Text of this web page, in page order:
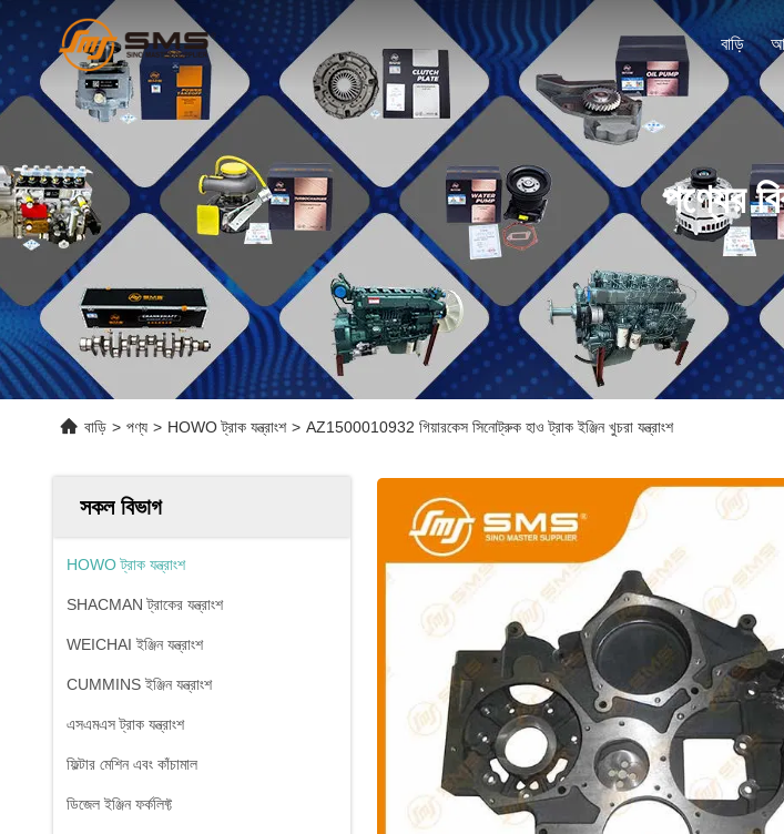
বাড়ি
পণ্যের
বাড়ি > পণ্য > HOWO ট্রাক যন্ত্রাংশ > AZ1500010932 গিয়ারকেস সিনোট্রুক হাও ট্রাক ইঞ্জিন খুচরা যন্ত্রাংশ
সকল বিভাগ
HOWO ট্রাক যন্ত্রাংশ
SHACMAN ট্রাকের যন্ত্রাংশ
WEICHAI ইঞ্জিন যন্ত্রাংশ
CUMMINS ইঞ্জিন যন্ত্রাংশ
এসএমএস ট্রাক যন্ত্রাংশ
ফিল্টার মেশিন এবং কাঁচামাল
ডিজেল ইঞ্জিন ফর্কলিফ্ট